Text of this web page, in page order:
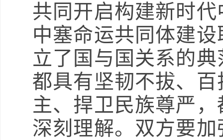
共同开启构建新时
中塞命运共同体建
立了国与国关系的
都具有坚韧不拔、
主、捍卫民族尊严
深刻理解。双方要